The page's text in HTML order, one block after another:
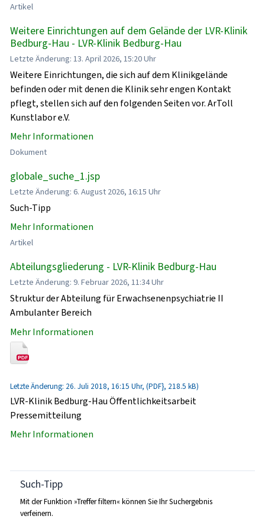
Artikel
Weitere Einrichtungen auf dem Gelände der LVR-Klinik
Bedburg-Hau - LVR-Klinik Bedburg-Hau
Letzte Änderung: 13. April 2026, 15:20 Uhr
Weitere Einrichtungen, die sich auf dem Klinikgelände
befinden oder mit denen die Klinik sehr engen Kontakt
pflegt, stellen sich auf den folgenden Seiten vor. ArToll
Kunstlabor e.V.
Mehr Informationen
Dokument
globale_suche_1.jsp
Letzte Änderung: 6. August 2026, 16:15 Uhr
Such-Tipp
Mehr Informationen
Artikel
Abteilungsgliederung - LVR-Klinik Bedburg-Hau
Letzte Änderung: 9. Februar 2026, 11:34 Uhr
Struktur der Abteilung für Erwachsenenpsychiatrie II
Ambulanter Bereich
Mehr Informationen
Letzte Änderung: 26. Juli 2018, 16:15 Uhr, (PDF}, 218.5 kB)
LVR-Klinik Bedburg-Hau Öffentlichkeitsarbeit
Pressemitteilung
Mehr Informationen
Such-Tipp
Mit der Funktion »Treffer filtern« können Sie Ihr Suchergebnis
verfeinern.